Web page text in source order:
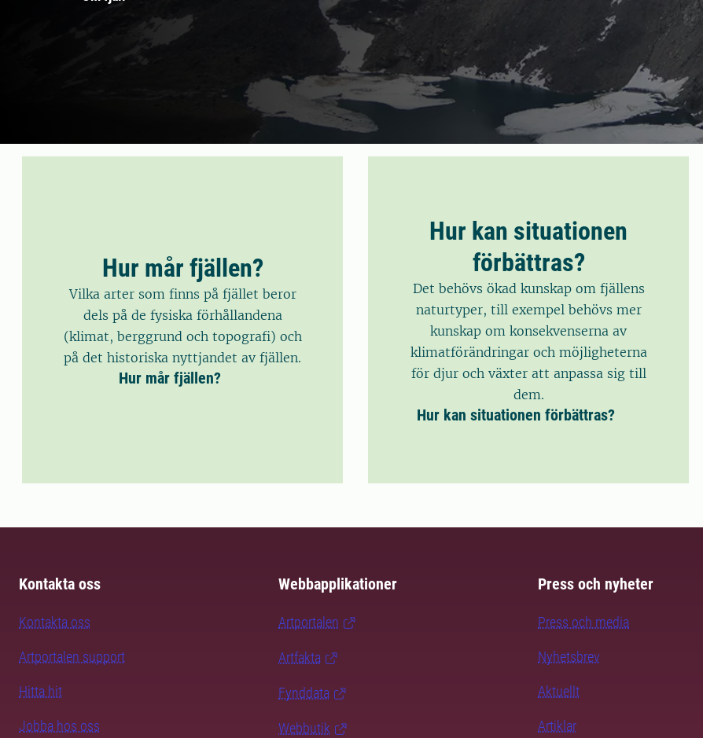
Hur mår fjällen?
Vilka arter som finns på fjället beror
dels på de fysiska förhållandena
(klimat, berggrund och topografi) och
på det historiska nyttjandet av fjällen.
Hur mår fjällen?
Hur kan situationen
förbättras?
Det behövs ökad kunskap om fjällens
naturtyper, till exempel behövs mer
kunskap om konsekvenserna av
klimatförändringar och möjligheterna
för djur och växter att anpassa sig till
dem.
Hur kan situationen förbättras?
Kontakta oss
Kontakta oss
Artportalen support
Hitta hit
Jobba hos oss
Webbapplikationer
Artportalen
Artfakta
Fynddata
Webbutik
Press och nyheter
Press och media
Nyhetsbrev
Aktuellt
Artiklar